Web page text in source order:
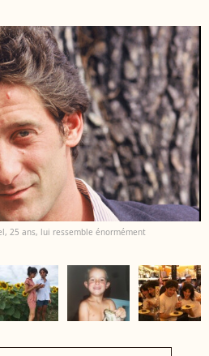
25 ans, lui ressemble énormément